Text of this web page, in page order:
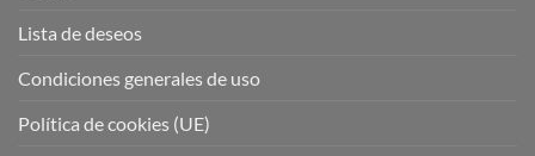
Lista de deseos
Condiciones generales de uso
Política de cookies (UE)